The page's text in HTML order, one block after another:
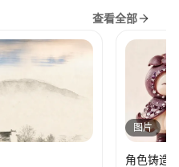
查看全部
图片
角色铸造